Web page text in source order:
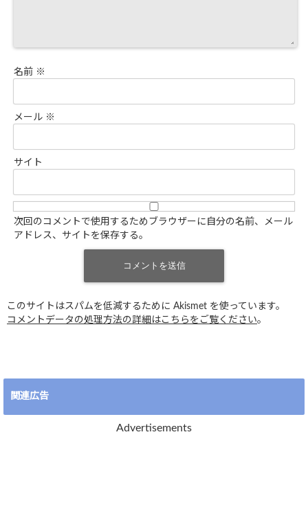
名前 ※
メール ※
サイト
次回のコメントで使用するためブラウザーに自分の名前、メール
アドレス、サイトを保存する。
このサイトはスパムを低減するために Akismet を使っています。
コメントデータの処理方法の詳細はこちらをご覧ください。
関連広告
Advertisements